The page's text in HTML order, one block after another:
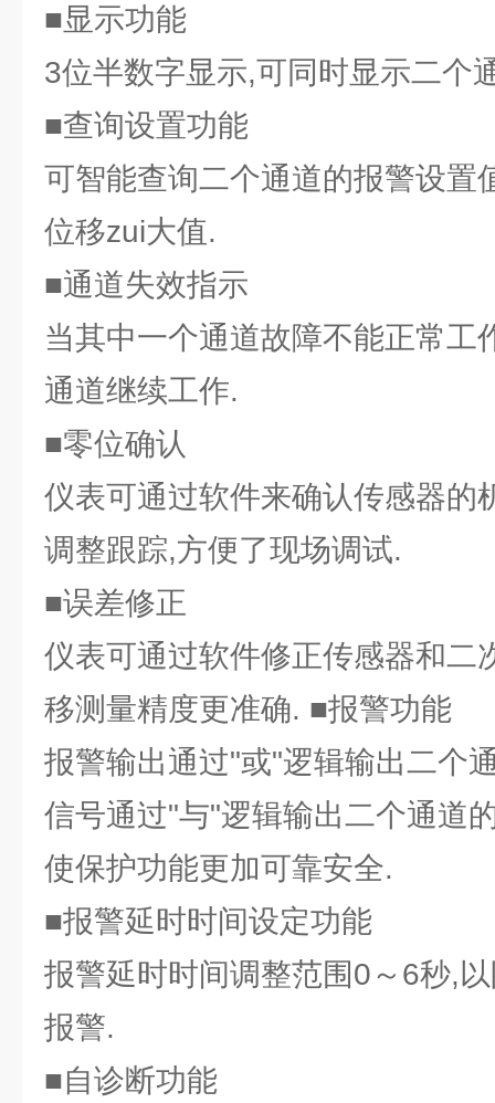
■显示功能
3位半数字显示,可同时显示二个
■查询设置功能
可智能查询二个通道的报警设置
位移zui大值.
■通道失效指示
当其中一个通道故障不能正常工
通道继续工作.
■零位确认
仪表可通过软件来确认传感器的
调整跟踪,方便了现场调试.
■误差修正
仪表可通过软件修正传感器和二
移测量精度更准确. ■报警功能
报警输出通过"或"逻辑输出二个
信号通过"与"逻辑输出二个通道
使保护功能更加可靠安全.
■报警延时时间设定功能
报警延时时间调整范围0～6秒,
报警.
■自诊断功能